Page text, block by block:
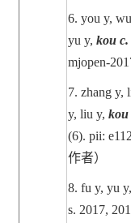
6. you y,
yu y, kou c.
mjopen-
7. zhang y,
y, liu y, kou
(6). pii:
作者）
8. fu y, yu
s. 2017,